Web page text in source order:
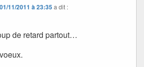
01/11/2011 à 23:35a dit :
de retard partout…